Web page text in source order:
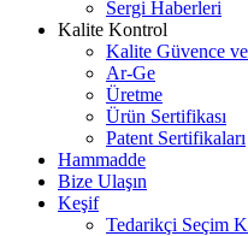
Sergi Haberleri
Kalite Kontrol
Kalite Güvence
Ar-Ge
Üretme
Ürün Sertifikası
Patent Sertifikaları
Hammadde
Bize Ulaşın
Keşif
Tedarikçi Seçim